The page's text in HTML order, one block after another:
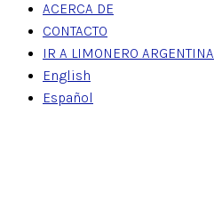
ACERCA DE
CONTACTO
IR A LIMONERO ARGENTINA
English
Español